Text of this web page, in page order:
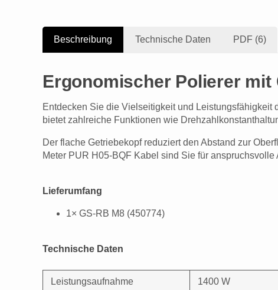
Beschreibung Technische Daten PDF (6)
Ergonomischer Polierer mit
Entdecken Sie die Vielseitigkeit und Leistungsfähigkeit
bietet zahlreiche Funktionen wie
Der flache Getriebekopf reduziert den Abstand zur
Meter PUR H05-BQF Kabel sind Sie für anspruchsvolle
Lieferumfang
1× GS-RB M8 (450774)
Technische Daten
Leistungsaufnahme 1400 W